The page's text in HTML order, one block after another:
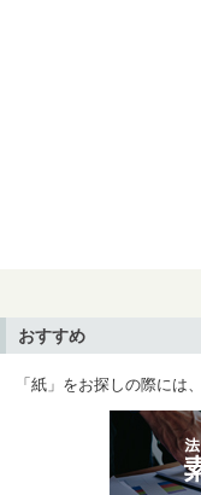
おすすめ
「紙」をお探しの際には